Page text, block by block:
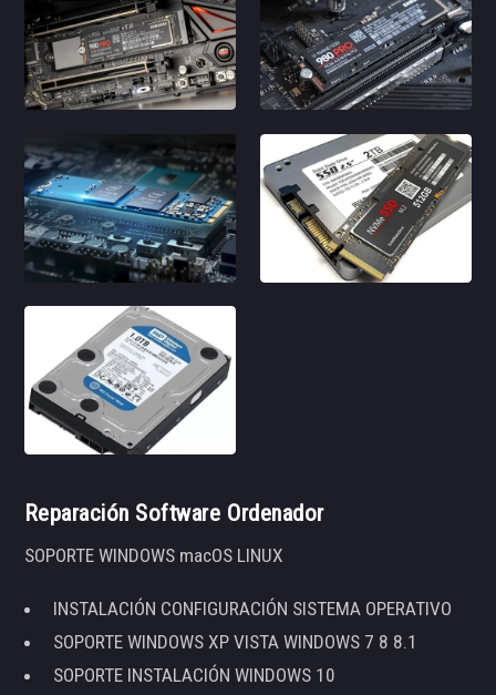
Reparación Software Ordenador
SOPORTE WINDOWS macOS LINUX
INSTALACIÓN CONFIGURACIÓN SISTEMA OPERATIVO
SOPORTE WINDOWS XP VISTA WINDOWS 7 8 8.1
SOPORTE INSTALACIÓN WINDOWS 10